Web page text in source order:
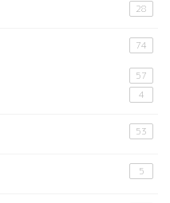
28
74
57
4
53
5